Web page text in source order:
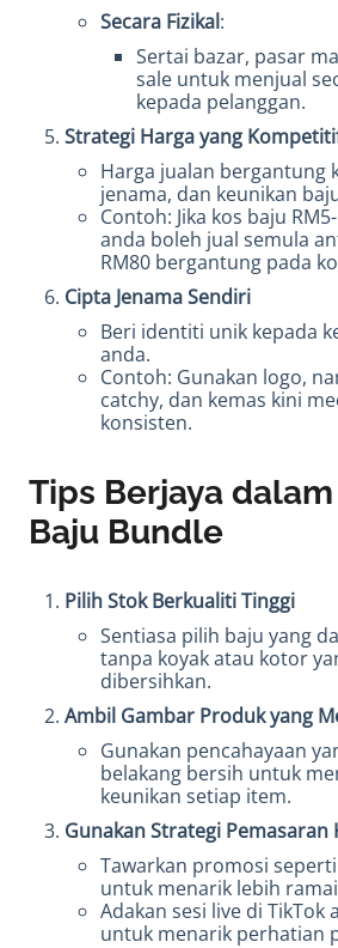
Secara Fizikal:
Sertai bazar, pasar
sale untuk menjual
kepada pelanggan.
Strategi Harga yang
Harga jualan bergantung
jenama, dan keunikan
Contoh: Jika kos baju
anda boleh jual semula
RM80 bergantung pada
Cipta Jenama Sendiri
Beri identiti unik kepada
anda.
Contoh: Gunakan logo,
catchy, dan kemas kini
konsisten.
Tips Berjaya
Baju Bundle
Pilih Stok Berkualiti Tinggi
Sentiasa pilih baju yang
tanpa koyak atau kotor
dibersihkan.
Ambil Gambar Produk yang
Gunakan pencahayaan
belakang bersih untuk
keunikan setiap item.
Gunakan Strategi Pemasaran
Tawarkan promosi seperti
untuk menarik lebih
Adakan sesi live di TikTok
untuk menarik perhatian